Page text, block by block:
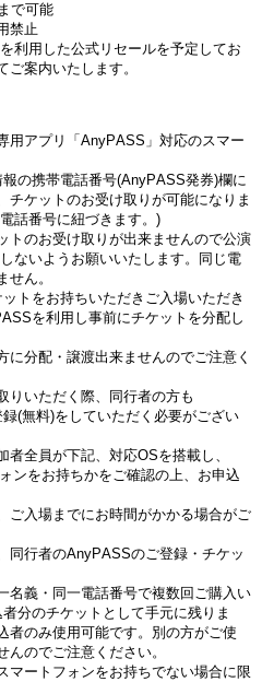
で可能
禁止
利用した公式リセールを予定してお
ご案内いたします。
用アプリ「 AnyPASS 」対応のスマー
の携帯電話番号(AnyPASS発券)欄に
チケットのお受け取りが可能になりま
話番号に紐づきます。 )
トのお受け取りが出来ませんので公演
ないようお願いいたします。同じ電
ん。
トをお持ちいただきご入場いただき
を利用し事前にチケットを分配し
に分配・譲渡出来ませんのでご注意く
りいただく際、同行者の方も
録(無料)をしていただく必要がござい
者全員が下記、対応OSを搭載し、
ンをお持ちかをご確認の上、お申込
入場までにお時間がかかる場合がご
同行者のAnyPASSのご登録・チケッ
義・同一電話番号で複数回ご購入い
分のチケットとして手元に残りま
者のみ使用可能です。別の方がご使
のでご注意ください。
ートフォンをお持ちでない場合に限